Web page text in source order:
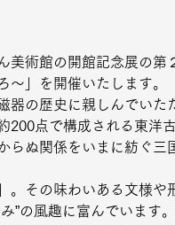
美術館の開館記念展の第
～」を開催いたします。
器の歴史に親しんでい
200点で構成される東洋
らぬ関係をいまに紡ぐ三
その味わいある文様や
”の風趣に富んでいます